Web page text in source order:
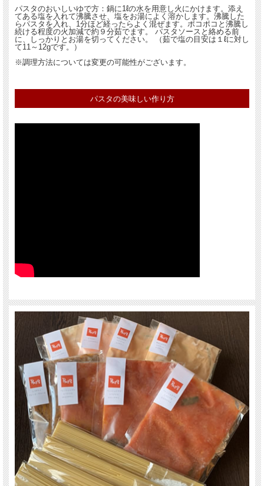
パスタのおいしいゆで方：鍋に1ℓの水を用意し火にかけます。添え
てある塩を入れて沸騰させ、塩をお湯によく溶かします。沸騰した
らパスタを入れ、1分ほど経ったらよく混ぜます。ポコポコと沸騰し
続ける程度の火加減で約９分茹でます。 パスタソースと絡める前
に、しっかりとお湯を切ってください。 （茹で塩の目安は１ℓに対し
て11～12gです。）
※調理方法については変更の可能性がございます。
パスタの美味しい作り方